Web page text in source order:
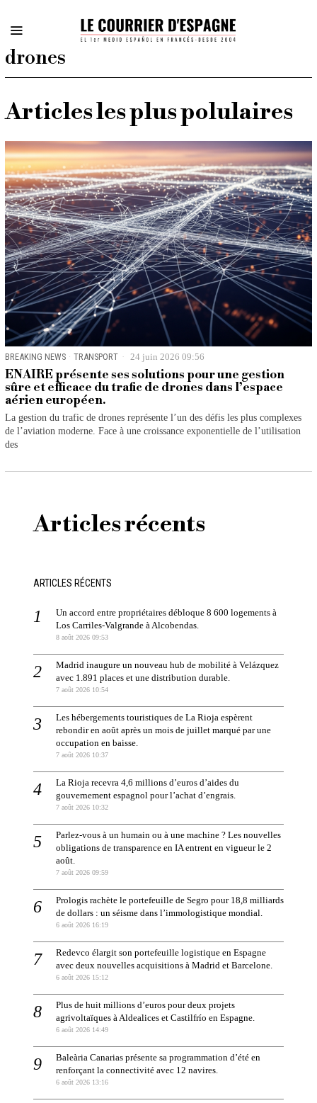
drones
Articles les plus polulaires
BREAKING NEWS · TRANSPORT 24 juin 2026 09:56
ENAIRE présente ses solutions pour une gestion
sûre et efficace du trafic de drones dans l’espace
aérien européen.
La gestion du trafic de drones représente l’un des défis les plus complexes
de l’aviation moderne. Face à une croissance exponentielle de l’utilisation
des
Articles récents
ARTICLES RÉCENTS
Un accord entre propriétaires débloque 8 600 logements à
Los Carriles-Valgrande à Alcobendas.
8 août 2026 09:53
Madrid inaugure un nouveau hub de mobilité à Velázquez
avec 1.891 places et une distribution durable.
7 août 2026 10:54
Les hébergements touristiques de La Rioja espèrent
rebondir en août après un mois de juillet marqué par une
occupation en baisse.
7 août 2026 10:37
La Rioja recevra 4,6 millions d’euros d’aides du
gouvernement espagnol pour l’achat d’engrais.
7 août 2026 10:32
Parlez-vous à un humain ou à une machine ? Les nouvelles
obligations de transparence en IA entrent en vigueur le 2
août.
7 août 2026 09:59
Prologis rachète le portefeuille de Segro pour 18,8 milliards
de dollars : un séisme dans l’immologistique mondial.
6 août 2026 16:19
Redevco élargit son portefeuille logistique en Espagne
avec deux nouvelles acquisitions à Madrid et Barcelone.
6 août 2026 15:12
Plus de huit millions d’euros pour deux projets
agrivoltaïques à Aldealices et Castilfrío en Espagne.
6 août 2026 14:49
Baleària Canarias présente sa programmation d’été en
renforçant la connectivité avec 12 navires.
6 août 2026 13:16